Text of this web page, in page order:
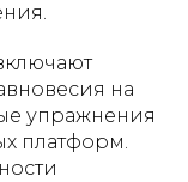
на
упражнения
платформ.